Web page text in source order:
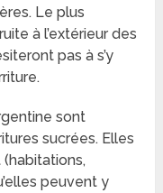
Le plus
à l’extérieur des
pas à s’y
sont
sucrées. Elles
peuvent y